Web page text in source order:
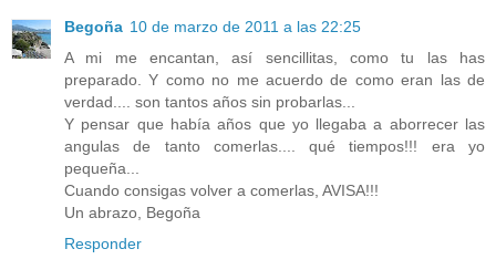
Begoña 10 de marzo de 2011 a las 22:25
A mi me encantan, así sencillitas, como tu las has
preparado. Y como no me acuerdo de como eran las de
verdad.... son tantos años sin probarlas...
Y pensar que había años que yo llegaba a aborrecer las
angulas de tanto comerlas.... qué tiempos!!! era yo
pequeña...
Cuando consigas volver a comerlas, AVISA!!!
Un abrazo, Begoña
Responder